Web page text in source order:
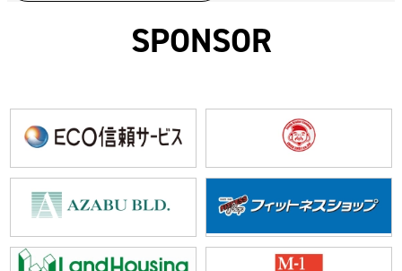
SPONSOR